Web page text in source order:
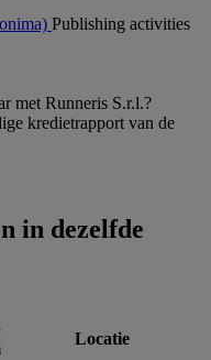
Publishing activities
met Runneris S.r.l.?
kredietrapport van de
in dezelfde
Locatie